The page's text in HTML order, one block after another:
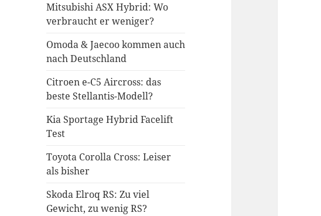
Mitsubishi ASX Hybrid: Wo
verbraucht er weniger?
Omoda & Jaecoo kommen auch
nach Deutschland
Citroen e-C5 Aircross: das
beste Stellantis-Modell?
Kia Sportage Hybrid Facelift
Test
Toyota Corolla Cross: Leiser
als bisher
Skoda Elroq RS: Zu viel
Gewicht, zu wenig RS?